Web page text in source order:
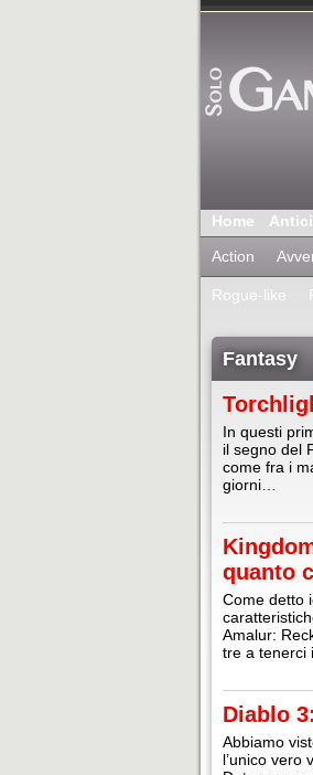
Home
Action
Rogue-like
Fantasy
In questi
il segno del
come fra i
giorni…
quanto
Come detto
Amalur:
tre a tenerci
Diablo
Abbiamo
l’unico vero